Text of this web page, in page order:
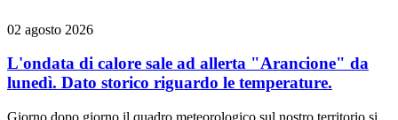
02 agosto 2026
L'ondata di calore sale ad allerta "Arancione" da
lunedì. Dato storico riguardo le temperature.
Giorno dopo giorno il quadro meteorologico sul nostro territorio si